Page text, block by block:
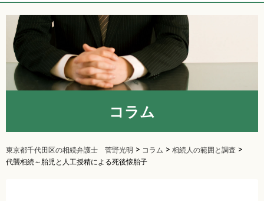
コラム
東京都千代田区の相続弁護士 菅野光明 > コラム > 相続人の範囲と調査 >
代襲相続～胎児と人工授精による死後懐胎子